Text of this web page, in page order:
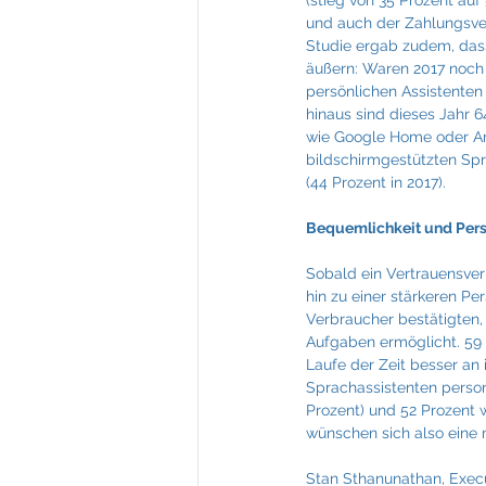
und auch der
Studie ergab zudem,
äußern: Waren 2017
persönlichen
hinaus sind dieses Jahr
wie Google Home oder
bildschirmgestützten
(44 Prozent in 2017).
Bequemlichkeit und
Sobald ein
hin zu einer stärkeren
Verbraucher
Aufgaben ermöglicht.
Laufe der Zeit besser
Sprachassistenten
Prozent) und 52 Prozent
wünschen sich also eine
Stan Sthanunathan,